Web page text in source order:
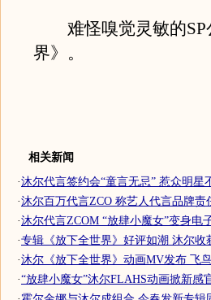
难怪嗅觉灵敏的SP
界》。
相关新闻
·沐尔代言签约会“童言无忌” 惹众明星
·沐尔百万代言ZCO 称艺人代言品牌责
·沐尔代言ZCOM “放肆小魔女”变身电
·专辑《放下全世界》好评如潮 沐尔收
·沐尔《放下全世界》动画MV发布 飞鸟
·“放肆小魔女”沐尔FLAHS动画掀新感